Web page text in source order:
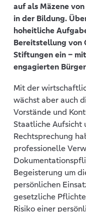
auf als Mäzene
in der Bildung.
hoheitliche
Bereitstellung von
Stiftungen ein –
engagierten
Mit der
wächst aber auch
Vorstände und
Staatliche Aufsicht
Rechtsprechung
professionelle
Begeisterung um
persönlichen
gesetzliche
Risiko einer